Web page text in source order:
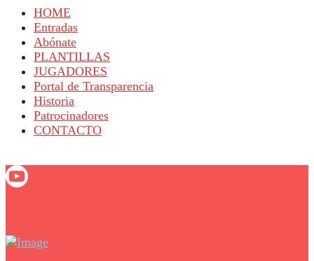
HOME
Entradas
Abónate
PLANTILLAS
JUGADORES
Portal de Transparencia
Historia
Patrocinadores
CONTACTO